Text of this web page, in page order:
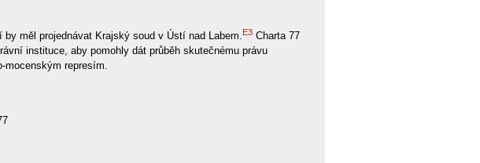
měl projednávat Krajský soud v Ústí nad Labem. E3 Charta 77
instituce, aby pomohly dát průběh skutečnému právu
represím.